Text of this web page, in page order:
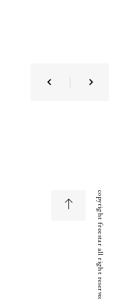
copyright freestar all right reserved